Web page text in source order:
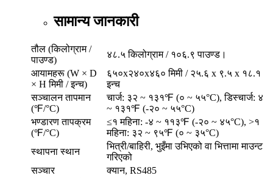
सामान्य जानकारी
तौल (किलोग्राम /
पाउण्ड)
४८.५ किलोग्राम / १०६.९ पाउण्ड।
आयामहरू (W × D
× H मिमी / इन्च)
६५०x२४०x४६० मिमी / २५.६ x ९.५ x १८.१
इन्च
सञ्चालन तापमान
(℉/°C)
चार्ज: ३२ ~ १३१℉ (० ~ ५५°C), डिस्चार्ज: ४
~ १३१℉ (-२० ~ ५५°C)
भण्डारण तापक्रम
(℉/°C)
≤१ महिना: -४ ~ ११३℉ (-२० ~ ४५°C), >१
महिना: ३२ ~ ९५℉ (० ~ ३५°C)
स्थापना स्थान
भित्री/बाहिरी, भुइँमा उभिएको वा भित्तामा माउन्ट
गरिएको
सञ्चार
क्यान, RS485